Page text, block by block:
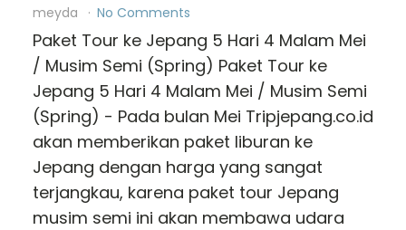
meyda No Comments
Paket Tour ke Jepang 5 Hari 4 Malam Mei
/ Musim Semi (Spring) Paket Tour ke
Jepang 5 Hari 4 Malam Mei / Musim Semi
(Spring) - Pada bulan Mei Tripjepang.co.id
akan memberikan paket liburan ke
Jepang dengan harga yang sangat
terjangkau, karena paket tour Jepang
musim semi ini akan membawa udara